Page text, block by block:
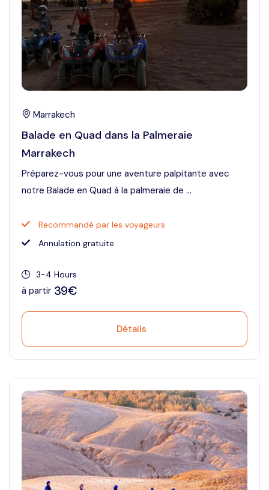
Marrakech
Balade en Quad dans la Palmeraie
Marrakech
Préparez-vous pour une aventure palpitante avec
notre Balade en Quad à la palmeraie de ...
Recommandé par les voyageurs
Annulation gratuite
3-4 Hours
à partir 39€
Détails